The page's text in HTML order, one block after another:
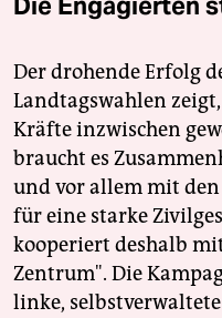
Der drohende Erfolg
Landtagswahlen
Kräfte inzwischen
braucht es
und vor allem mit den
für eine starke
kooperiert deshalb
Zentrum". Die
linke,